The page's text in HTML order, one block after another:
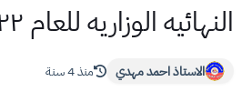
النهائيه الوزاريه للعام ٢٠٢٢
الاستاذ احمد مهدي منذ 4 سنة